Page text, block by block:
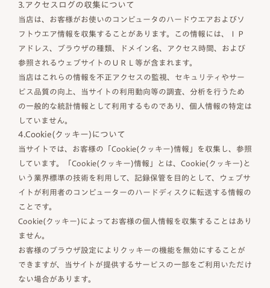
3.アクセスログの収集について
当店は、お客様がお使いのコンピュータのハードウエアおよびソ
フトウエア情報を収集することがあります。この情報には、ＩＰ
アドレス、ブラウザの種類、ドメイン名、アクセス時間、および
参照されるウェブサイトのＵＲＬ等が含まれます。
当店はこれらの情報を不正アクセスの監視、セキュリティやサー
ビス品質の向上、当サイトの利用動向等の調査、分析を行うため
の一般的な統計情報として利用するものであり、個人情報の特定は
していません。
4.Cookie(クッキー)について
当サイトでは、お客様の「Cookie(クッキー)情報」を収集し、参照
しています。「Cookie(クッキー)情報」とは、Cookie(クッキー)と
いう業界標準の技術を利用して、記録保管を目的として、ウェブサ
イトが利用者のコンピューターのハードディスクに転送する情報の
ことです。
Cookie(クッキー)によってお客様の個人情報を収集することはあり
ません。
お客様のブラウザ設定によりクッキーの機能を無効にすることが
できますが、当サイトが提供するサービスの一部をご利用いただけ
ない場合があります。